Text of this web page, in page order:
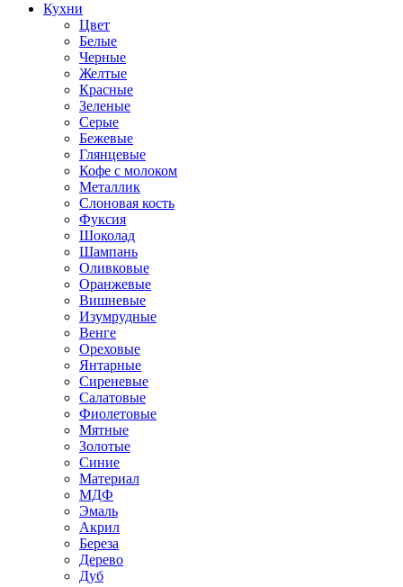
Кухни
Цвет
Белые
Черные
Желтые
Красные
Зеленые
Серые
Бежевые
Глянцевые
Кофе с молоком
Металлик
Слоновая кость
Фуксия
Шоколад
Шампань
Оливковые
Оранжевые
Вишневые
Изумрудные
Венге
Ореховые
Янтарные
Сиреневые
Салатовые
Фиолетовые
Мятные
Золотые
Синие
Материал
МДФ
Эмаль
Акрил
Береза
Дерево
Дуб